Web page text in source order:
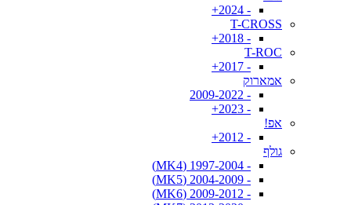
- 2024+
T-CROSS
- 2018+
T-ROC
- 2017+
אמארוק
- 2009-2022
- 2023+
אפ!
- 2012+
גולף
- 1997-2004 (MK4)
- 2004-2009 (MK5)
- 2009-2012 (MK6)